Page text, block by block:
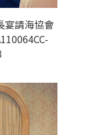
宴請海協會